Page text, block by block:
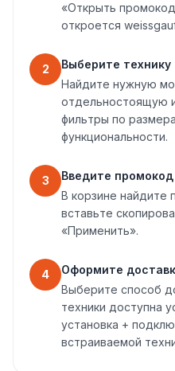
«Открыть
откроется
2
Выберите технику
Найдите нужную
отдельностоящую
фильтры по
функциональности.
3
Введите промокод
В корзине найдите
вставьте
«Применить».
4
Оформите
Выберите способ
техники доступна
установка +
встраиваемой